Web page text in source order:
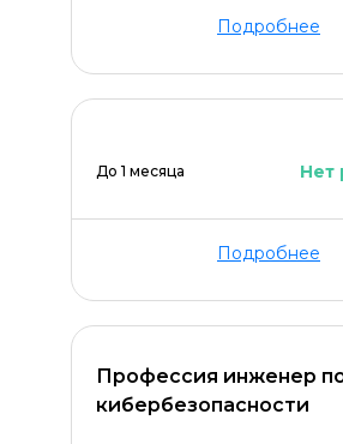
Подробнее
До 1 месяца Нет
Подробнее
Профессия инженер
кибербезопасности